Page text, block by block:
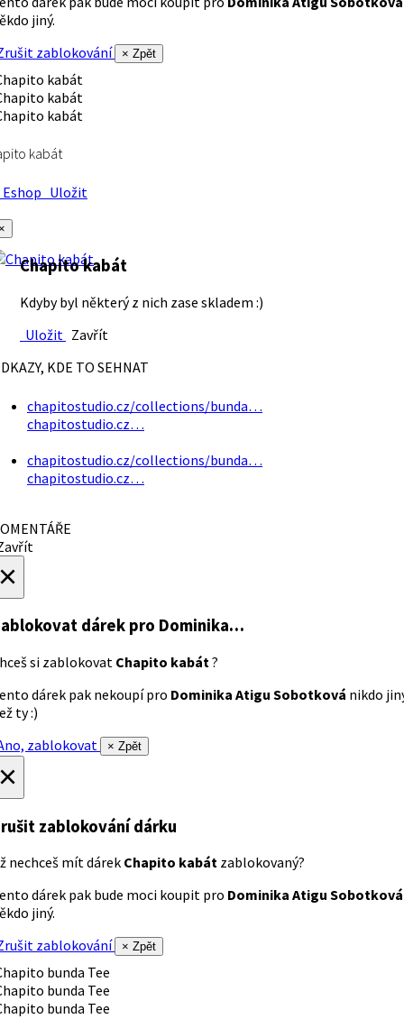
jiný.
zablokování
× Zpět
kabát
Uložit
Chapito kabát
Kdyby byl některý z nich zase skladem :)
Uložit Zavřít
KDE TO SEHNAT
chapitostudio.cz/collections/bunda…
chapitostudio.cz…
chapitostudio.cz/collections/bunda…
chapitostudio.cz…
dárek pro Dominika…
si zablokovat Chapito kabát ?
dárek pak nekoupí pro Dominika Atigu Sobotková nikdo
ty :)
zablokovat
× Zpět
zablokování dárku
nechceš mít dárek Chapito kabát zablokovaný?
dárek pak bude moci koupit pro Dominika Atigu Sobotková
jiný.
zablokování
× Zpět